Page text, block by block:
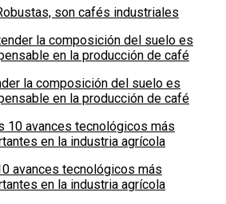
son cafés industriales
la composición del suelo es
en la producción de café
avances tecnológicos más
en la industria agrícola